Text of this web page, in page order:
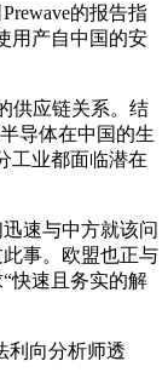
的报告指
用产自中国的安
供应链关系。结
导体在中国的生
工业都面临潜在
速与中方就该问
事。欧盟也正与
快速且务实的解
利向分析师透